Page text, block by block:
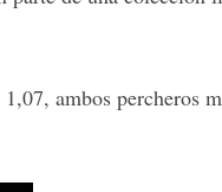
ambos percheros